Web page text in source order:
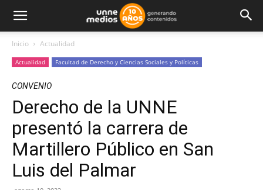
Inicio Actualidad
Actualidad Facultad de Derecho y Ciencias Sociales y Políticas
CONVENIO
Derecho de la UNNE
presentó la carrera de
Martillero Público en San
Luis del Palmar